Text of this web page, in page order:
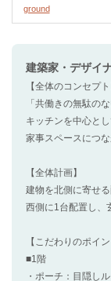
ground
建築家・デザイ
【全体のコンセプト
「共働きの無駄の
キッチンを中心と
家事スペースにつ
【全体計画】
建物を北側に寄せ
西側に1台配置し、
【こだわりのポイン
■1階
・ポーチ：目隠し